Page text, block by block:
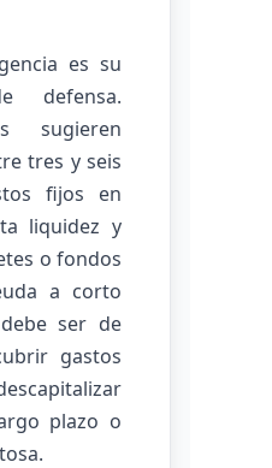
es su
defensa.
sugieren
tres y seis
fijos en
liquidez y
o fondos
a corto
ser de
gastos
plazo o